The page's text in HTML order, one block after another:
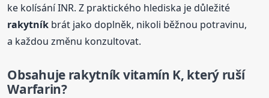
ke kolísání INR. Z praktického hlediska je důležité
rakytník brát jako doplněk, nikoli běžnou potravinu,
a každou změnu konzultovat.
Obsahuje rakytníkvitamín K, který ruší
Warfarin?